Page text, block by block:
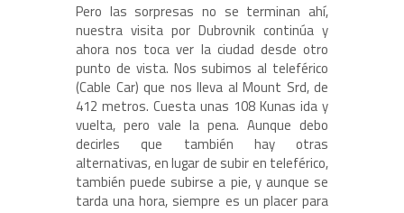
Pero las sorpresas no se terminan ahí,
nuestra visita por Dubrovnik continúa y
ahora nos toca ver la ciudad desde otro
punto de vista. Nos subimos al teleférico
(Cable Car) que nos lleva al Mount Srd, de
412 metros. Cuesta unas 108 Kunas ida y
vuelta, pero vale la pena. Aunque debo
decirles que también hay otras
alternativas, en lugar de subir en teleférico,
también puede subirse a pie, y aunque se
tarda una hora, siempre es un placer para